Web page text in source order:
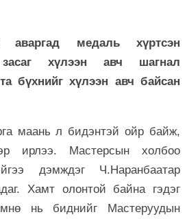
медаль хүртсэн
хүлээн авч шагнал
бүхнийг хүлээн авч байсан
маань л бидэнтэй ойр байж,
ирлээ. Мастерсын холбоо
дэмждэг Ч.Наранбаатар
Хамт олонтой байна гэдэг
нь биднийг Мастеруудын